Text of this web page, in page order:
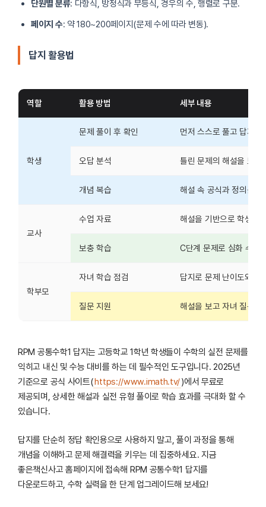
단원별 분류: 다항식, 방정식과 부등식, 경우의 수, 행렬로 구분.
페이지 수: 약 180~200페이지(문제 수에 따라 변동).
답지 활용법
역할 활용 방법 세부 내용
학생
문제 풀이 후 확인 먼저 스스로 풀고 답지로
오답 분석 틀린 문제의 해설을 보며
개념 복습 해설 속 공식과 정의를
교사
수업 자료 해설을 기반으로 학생 질
보충 학습 C단계 문제로 심화 수업
학부모
자녀 학습 점검 답지로 문제 난이도와 진
질문 지원 해설을 보고 자녀 질문에
RPM 공통수학1 답지는 고등학교 1학년 학생들이 수학의 실전 문제를
익히고 내신 및 수능 대비를 하는 데 필수적인 도구입니다. 2025년
기준으로 공식 사이트( https://www.imath.tv/)에서 무료로
제공되며, 상세한 해설과 실전 유형 풀이로 학습 효과를 극대화 할 수
있습니다.
답지를 단순히 정답 확인용으로 사용하지 말고, 풀이 과정을 통해
개념을 이해하고 문제 해결력을 키우는 데 집중하세요. 지금
좋은책신사고 홈페이지에 접속해 RPM 공통수학1 답지를
다운로드하고, 수학 실력을 한 단계 업그레이드해 보세요!